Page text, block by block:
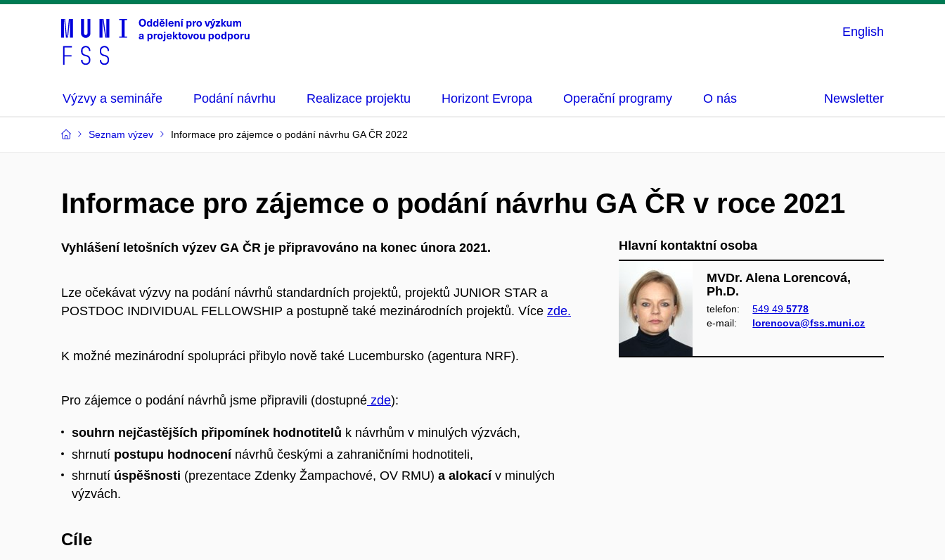
English
Výzvy a semináře Podání návrhu Realizace projektu Horizont Evropa Operační programy O nás Newsletter
Seznam výzev Informace pro zájemce o podání návrhu GA ČR 2022
Informace pro zájemce o podání návrhu GA ČR v roce 2021
Vyhlášení letošních výzev GA ČR je připravováno na konec února 2021.
Lze očekávat výzvy na podání návrhů standardních projektů, projektů JUNIOR STAR a
POSTDOC INDIVIDUAL FELLOWSHIP a postupně také mezinárodních projektů. Více zde.
K možné mezinárodní spolupráci přibylo nově také Lucembursko (agentura NRF).
Pro zájemce o podání návrhů jsme připravili (dostupné zde):
souhrn nejčastějších připomínek hodnotitelů k návrhům v minulých výzvách,
shrnutí postupu hodnocenínávrhů českými a zahraničními hodnotiteli,
shrnutí úspěšnosti (prezentace Zdenky Žampachové, OV RMU) a alokací v minulých
výzvách.
Cíle
Hlavní kontaktní osoba
MVDr. Alena Lorencová,
Ph.D.
telefon: 549 495778
e‑mail:
lorencova@fss.muni.cz